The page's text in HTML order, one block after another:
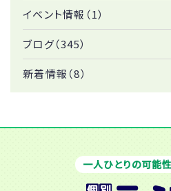
イベント情報（1）
ブログ（345）
新着情報（8）
一人ひとりの可能